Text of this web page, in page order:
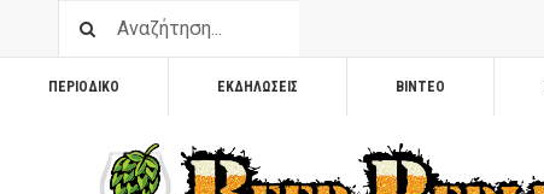
ΠΕΡΙΟΔΙΚΟ ΕΚΔΗΛΩΣΕΙΣ ΒΙΝΤΕΟ